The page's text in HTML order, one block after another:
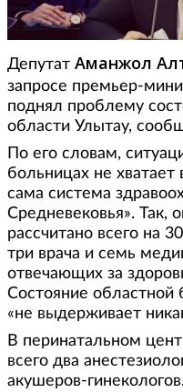
Депутат Аманжол
запросе премьер-
поднял проблему
области Улытау,
По его словам,
больницах не
сама система
Средневековья». Так,
рассчитано всего на
три врача и семь
отвечающих за
Состояние областной
«не выдерживает
В перинатальном
всего два
акушеров-